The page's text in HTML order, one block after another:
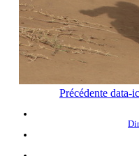
Précédente data-